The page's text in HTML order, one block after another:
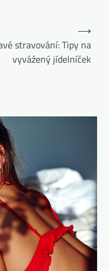
stravování: Tipy na
vyvážený jídelníček
⟶